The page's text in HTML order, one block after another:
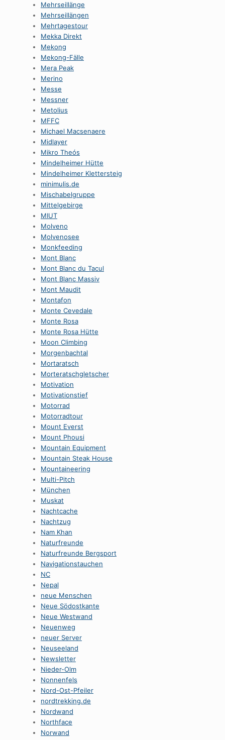
Mehrseillänge
Mehrseillängen
Mehrtagestour
Mekka Direkt
Mekong
Mekong-Fälle
Mera Peak
Merino
Messe
Messner
Metolius
MFFC
Michael Macsenaere
Midlayer
Mikro Theós
Mindelheimer Hütte
Mindelheimer Klettersteig
minimulis.de
Mischabelgruppe
Mittelgebirge
MIUT
Molveno
Molvenosee
Monkfeeding
Mont Blanc
Mont Blanc du Tacul
Mont Blanc Massiv
Mont Maudit
Montafon
Monte Cevedale
Monte Rosa
Monte Rosa Hütte
Moon Climbing
Morgenbachtal
Mortaratsch
Morteratschgletscher
Motivation
Motivationstief
Motorrad
Motorradtour
Mount Everst
Mount Phousi
Mountain Equipment
Mountain Steak House
Mountaineering
Multi-Pitch
München
Muskat
Nachtcache
Nachtzug
Nam Khan
Naturfreunde
Naturfreunde Bergsport
Navigationstauchen
NC
Nepal
neue Menschen
Neue Södostkante
Neue Westwand
Neuenweg
neuer Server
Neuseeland
Newsletter
Nieder-Olm
Nonnenfels
Nord-Ost-Pfeiler
nordtrekking.de
Nordwand
Northface
Norwand